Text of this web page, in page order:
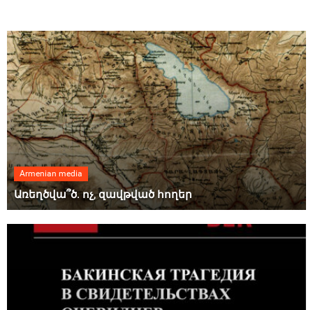
Armenian media
Առեղծվա՞ծ. ոչ, զավթված հողեր